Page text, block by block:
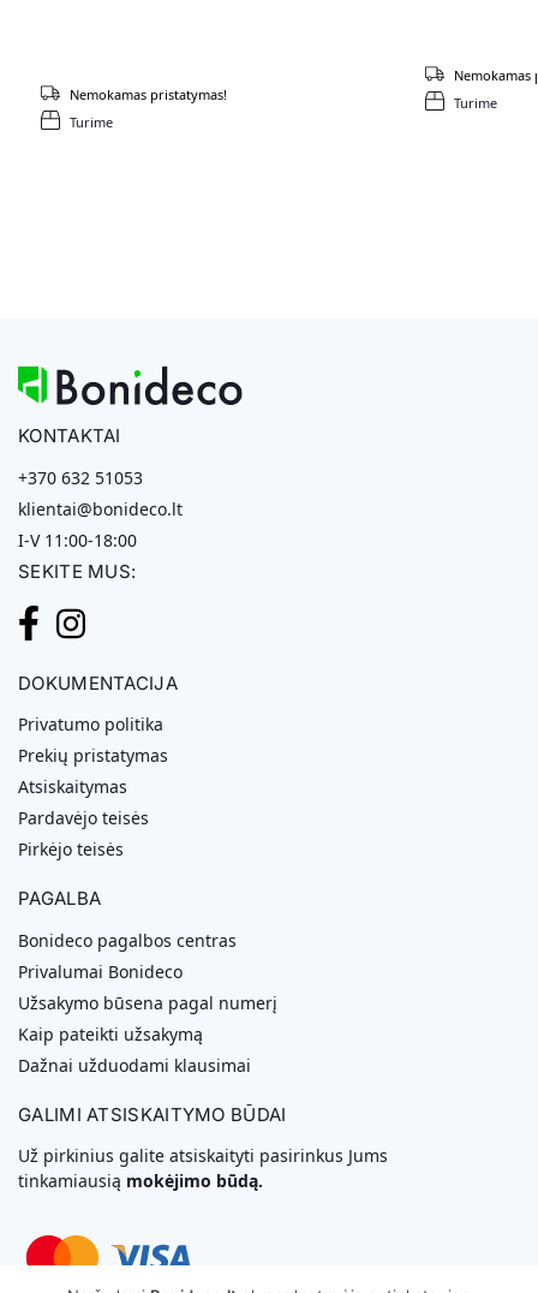
Turime
Nemokamas pristatymas! Turime
Nemokamas
KONTAKTAI
+370 632 51053
klientai@bonideco.lt
I-V 11:00-18:00
SEKITE MUS:
DOKUMENTACIJA
Privatumo politika
Prekių pristatymas
Atsiskaitymas
Pardavėjo teisės
Pirkėjo teisės
PAGALBA
Bonideco pagalbos centras
Privalumai Bonideco
Užsakymo būsena pagal numerį
Kaip pateikti užsakymą
Dažnai užduodami klausimai
GALIMI ATSISKAITYMO BŪDAI
Už pirkinius galite atsiskaityti pasirinkus Jums
tinkamiausią mokėjimo būdą.